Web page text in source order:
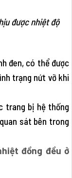
được nhiệt độ
đen, có thể được
trạng nứt vỡ khi
trang bị hệ thống
sát bên trong
đồng đều ở